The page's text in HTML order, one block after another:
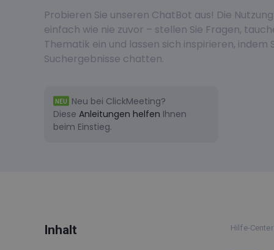
Probieren Sie unseren ChatBot aus! Die
einfach wie nie zuvor – stellen Sie Fragen,
Thematik ein und lassen sich inspirieren, indem
Suchergebnisse chatten.
NEU
Neu bei ClickMeeting?
Diese Anleitungen helfen Ihnen
beim Einstieg.
Inhalt Hilfe-Center